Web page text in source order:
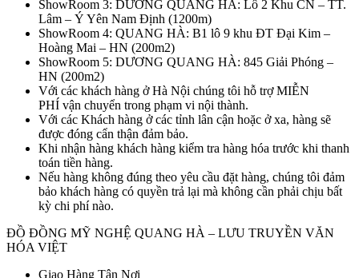
ShowRoom 3: DƯƠNG QUANG HÀ: Lô 2 Khu CN – TT.
Lâm – Ý Yên Nam Định (1200m)
ShowRoom 4: QUANG HÀ: B1 lô 9 khu ĐT Đại Kim –
Hoàng Mai – HN (200m2)
ShowRoom 5: DƯƠNG QUANG HÀ: 845 Giải Phóng –
HN (200m2)
Với các khách hàng ở Hà Nội chúng tôi hỗ trợ MIỄN
PHÍ vận chuyển trong phạm vi nội thành.
Với các Khách hàng ở các tỉnh lân cận hoặc ở xa, hàng sẽ
được đóng cẩn thận đảm bảo.
Khi nhận hàng khách hàng kiểm tra hàng hóa trước khi thanh
toán tiền hàng.
Nếu hàng không đúng theo yêu cầu đặt hàng, chúng tôi đảm
bảo khách hàng có quyền trả lại mà không cần phải chịu bất
kỳ chi phí nào.
ĐỒ ĐỒNG MỸ NGHỆ QUANG HÀ – LƯU TRUYỀN VĂN
HÓA VIỆT
Giao Hàng Tận Nơi